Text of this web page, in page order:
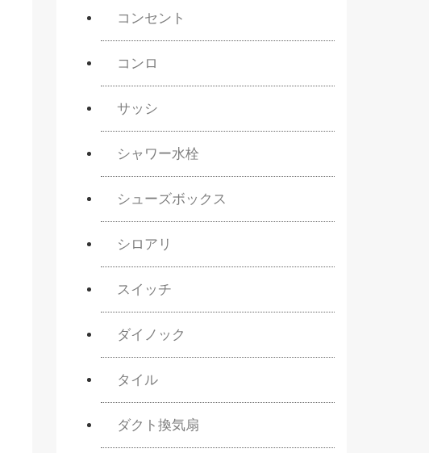
コンセント
コンロ
サッシ
シャワー水栓
シューズボックス
シロアリ
スイッチ
ダイノック
タイル
ダクト換気扇